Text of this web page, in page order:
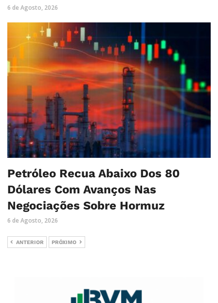
6 de Agosto, 2026
Petróleo Recua Abaixo Dos 80
Dólares Com Avanços Nas
Negociações Sobre Hormuz
6 de Agosto, 2026
ANTERIOR PRÓXIMO